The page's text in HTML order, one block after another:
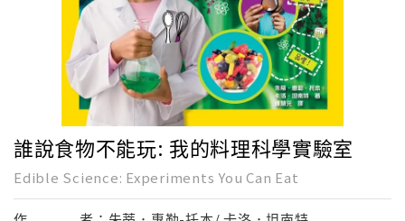
誰說食物不能玩: 我的料理科學實驗室
Edible Science: Experiments You Can Eat